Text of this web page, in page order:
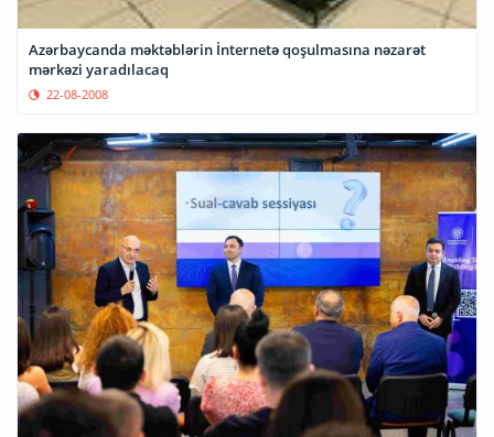
Azərbaycanda məktəblərin İnternetə qoşulmasına nəzarət
mərkəzi yaradılacaq
22-08-2008